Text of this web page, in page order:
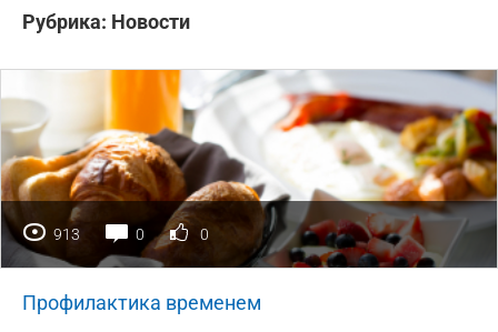
Рубрика: Новости
913 0 0
Профилактика временем